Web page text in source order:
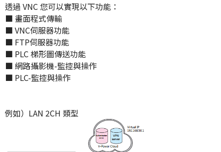
透過 VNC 您可以實現以下功能：
■ 畫面程式傳輸
■ VNC伺服器功能
■ FTP伺服器功能
■ PLC 梯形圖傳送功能
■ 網路攝影機-監控與操作
■ PLC-監控與操作
例如）LAN 2CH 類型